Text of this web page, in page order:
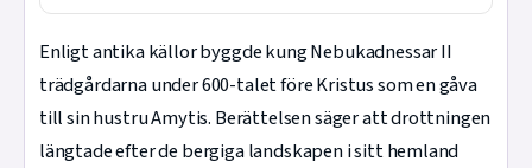
Enligt antika källor byggde kung Nebukadnessar II
trädgårdarna under 600-talet före Kristus som en gåva
till sin hustru Amytis. Berättelsen säger att drottningen
längtade efter de bergiga landskapen i sitt hemland